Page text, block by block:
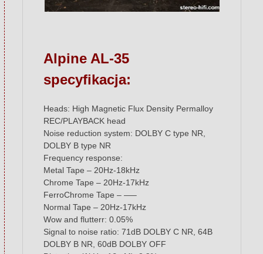
Alpine AL-35
specyfikacja:
Heads: High Magnetic Flux Density Permalloy
REC/PLAYBACK head
Noise reduction system: DOLBY C type NR,
DOLBY B type NR
Frequency response:
Metal Tape – 20Hz-18kHz
Chrome Tape – 20Hz-17kHz
FerroChrome Tape – —–
Normal Tape – 20Hz-17kHz
Wow and flutterr: 0.05%
Signal to noise ratio: 71dB DOLBY C NR, 64B
DOLBY B NR, 60dB DOLBY OFF